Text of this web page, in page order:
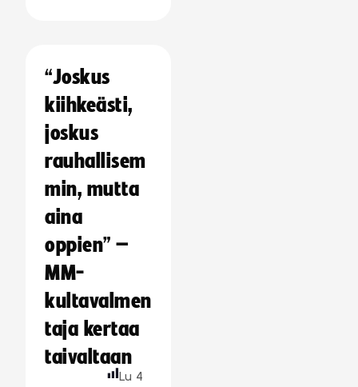
“Joskus
kiihkeästi,
joskus
rauhallisem
min, mutta
aina
oppien” –
MM-
kultavalmen
taja kertaa
taivaltaan
Lu 4